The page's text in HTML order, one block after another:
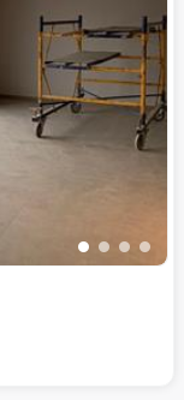
• • • •